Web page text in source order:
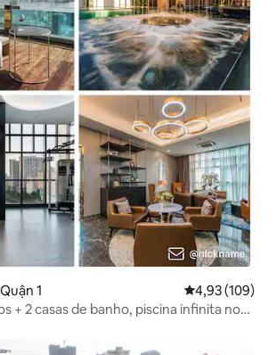
1 Classificação
4,93 (109)
+ 2 casas de banho, piscina infinita no